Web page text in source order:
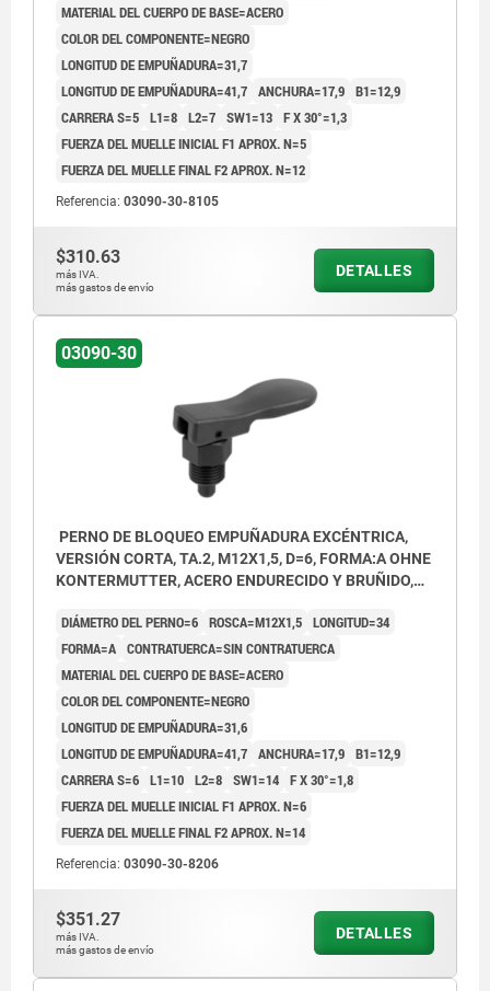
Forma A: sin contratuerca
Forma B: con contratuerca
MATERIAL DEL CUERPO DE BASE=ACERO
COLOR DEL COMPONENTE=NEGRO
LONGITUD DE EMPUÑADURA=31,7
LONGITUD DE EMPUÑADURA=41,7 ANCHURA=17,9 B1=12,9
CARRERA S=5 L1=8 L2=7 SW1=13 F X 30°=1,3
FUERZA DEL MUELLE INICIAL F1 APROX. N=5
FUERZA DEL MUELLE FINAL F2 APROX. N=12
Referencia: 03090-30-8105
$310.63
más IVA.
más gastos de envío
DETALLES
03090-30
PERNO DE BLOQUEO EMPUÑADURA EXCÉNTRICA,
VERSIÓN CORTA, TA.2, M12X1,5, D=6, FORMA:A OHNE
KONTERMUTTER, ACERO ENDURECIDO Y BRUÑIDO,
DIÁMETRO DEL PERNO=6 ROSCA=M12X1,5 LONGITUD=34
FORMA=A CONTRATUERCA=SIN CONTRATUERCA
MATERIAL DEL CUERPO DE BASE=ACERO
COLOR DEL COMPONENTE=NEGRO
LONGITUD DE EMPUÑADURA=31,6
LONGITUD DE EMPUÑADURA=41,7 ANCHURA=17,9 B1=12,9
CARRERA S=6 L1=10 L2=8 SW1=14 F X 30°=1,8
FUERZA DEL MUELLE INICIAL F1 APROX. N=6
FUERZA DEL MUELLE FINAL F2 APROX. N=14
Referencia: 03090-30-8206
$351.27
más IVA.
más gastos de envío
DETALLES